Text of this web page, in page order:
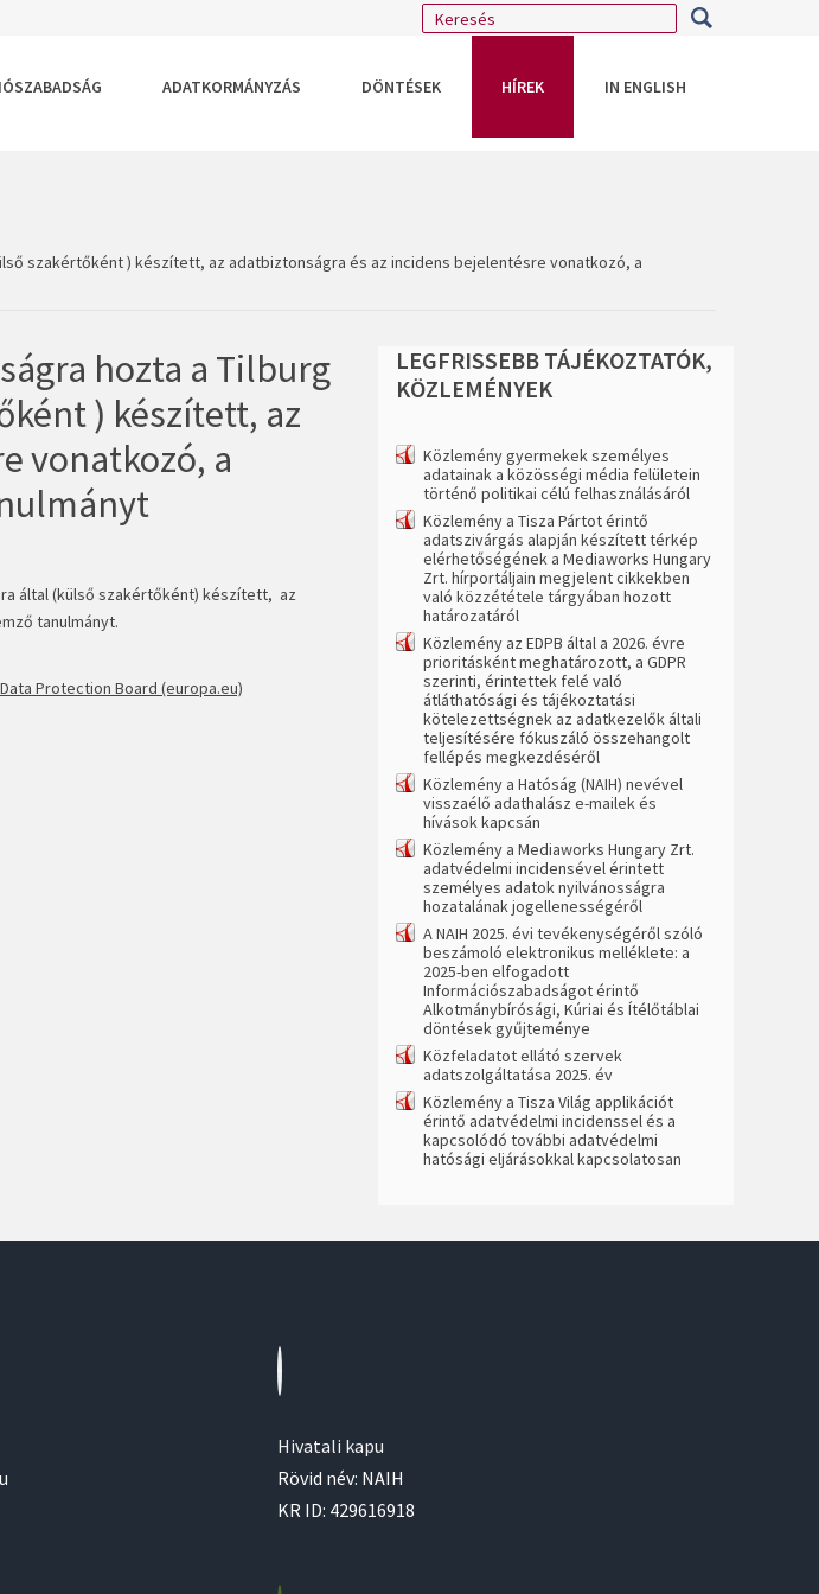
ADATKORMÁNYZÁS DÖNTÉSEK HÍREK IN ENGLISH
szakértőként ) készített, az adatbiztonságra és az incidens bejelentésre vonatkozó, a
hozta a Tilburg
) készített, az
vonatkozó, a
által (külső szakértőként) készített, az
tanulmányt.
Protection Board (europa.eu)
LEGFRISSEBB TÁJÉKOZTATÓK,
KÖZLEMÉNYEK
Közlemény gyermekek személyes
adatainak a közösségi média felületein
történő politikai célú felhasználásáról
Közlemény a Tisza Pártot érintő
adatszivárgás alapján készített térkép
elérhetőségének a Mediaworks Hungary
Zrt. hírportáljain megjelent cikkekben
való közzététele tárgyában hozott
határozatáról
Közlemény az EDPB által a 2026. évre
prioritásként meghatározott, a GDPR
szerinti, érintettek felé való
átláthatósági és tájékoztatási
kötelezettségnek az adatkezelők általi
teljesítésére fókuszáló összehangolt
fellépés megkezdéséről
Közlemény a Hatóság (NAIH) nevével
visszaélő adathalász e-mailek és
hívások kapcsán
Közlemény a Mediaworks Hungary Zrt.
adatvédelmi incidensével érintett
személyes adatok nyilvánosságra
hozatalának jogellenességéről
A NAIH 2025. évi tevékenységéről szóló
beszámoló elektronikus melléklete: a
2025-ben elfogadott
Információszabadságot érintő
Alkotmánybírósági, Kúriai és Ítélőtáblai
döntések gyűjteménye
Közfeladatot ellátó szervek
adatszolgáltatása 2025. év
Közlemény a Tisza Világ applikációt
érintő adatvédelmi incidenssel és a
kapcsolódó további adatvédelmi
hatósági eljárásokkal kapcsolatosan
Hivatali kapu
Rövid név: NAIH
KR ID: 429616918